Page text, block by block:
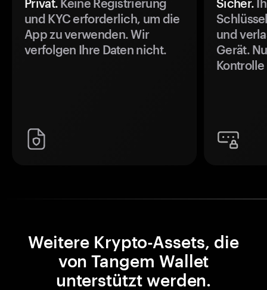
Privat. Keine Registrierung
und KYC erforderlich, um die
App zu verwenden. Wir
verfolgen Ihre Daten nicht.
Sicher.
und
Gerät.
Weitere Krypto-Assets, die
von Tangem Wallet
unterstützt werden.